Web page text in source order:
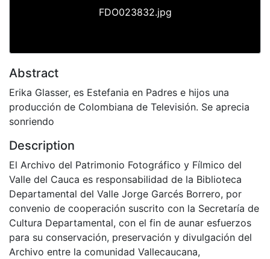
FDO023832.jpg
Abstract
Erika Glasser, es Estefania en Padres e hijos una
producción de Colombiana de Televisión. Se aprecia
sonriendo
Description
El Archivo del Patrimonio Fotográfico y Fílmico del
Valle del Cauca es responsabilidad de la Biblioteca
Departamental del Valle Jorge Garcés Borrero, por
convenio de cooperación suscrito con la Secretaría de
Cultura Departamental, con el fin de aunar esfuerzos
para su conservación, preservación y divulgación del
Archivo entre la comunidad Vallecaucana,